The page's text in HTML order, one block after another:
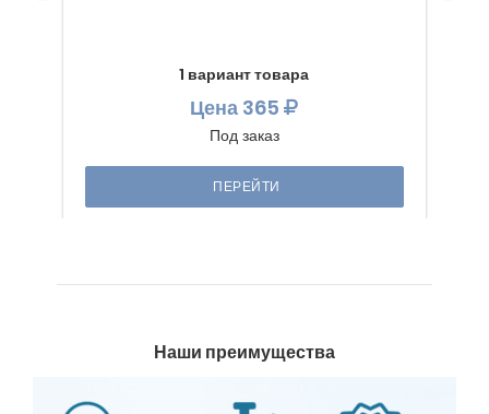
1 вариант товара
Цена 365
Под заказ
ПЕРЕЙТИ
Наши преимущества